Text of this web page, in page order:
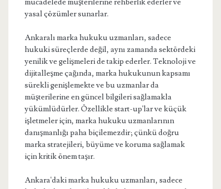
mücadelede müşterilerine rehberlik ederler ve
yasal çözümler sunarlar.
Ankaralı marka hukuku uzmanları, sadece
hukuki süreçlerde değil, aynı zamanda sektördeki
yenilik ve gelişmeleri de takip ederler. Teknoloji ve
dijitalleşme çağında, marka hukukunun kapsamı
sürekli genişlemekte ve bu uzmanlar da
müşterilerine en güncel bilgileri sağlamakla
yükümlüdürler. Özellikle start-up'lar ve küçük
işletmeler için, marka hukuku uzmanlarının
danışmanlığı paha biçilemezdir; çünkü doğru
marka stratejileri, büyüme ve koruma sağlamak
için kritik önem taşır.
Ankara'daki marka hukuku uzmanları, sadece